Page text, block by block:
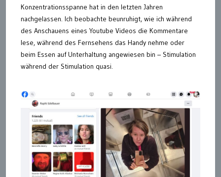
Konzentrationsspanne hat in den letzten Jahren
nachgelassen. Ich beobachte beunruhigt, wie ich während
des Anschauens eines Youtube Videos die Kommentare
lese, während des Fernsehens das Handy nehme oder
beim Essen auf Unterhaltung angewiesen bin – Stimulation
während der Stimulation quasi.